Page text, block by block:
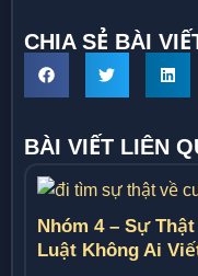
CHIA SẺ BÀI
BÀI VIẾT LIÊN
Nhóm 4 – Sự
Luật Không Ai